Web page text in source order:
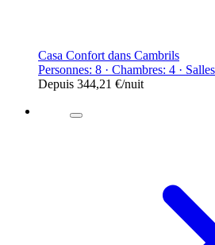
Casa Confort dans Cambrils
Personnes: 8 · Chambres: 4 ·
Depuis 344,21 €/nuit